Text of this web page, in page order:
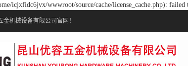
icjxfidc6jvx/wwwroot/source/cache/license_cache.php):
机械设备有限公司官网！